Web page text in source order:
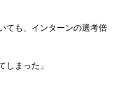
ても、インターンの選考倍
しまった」